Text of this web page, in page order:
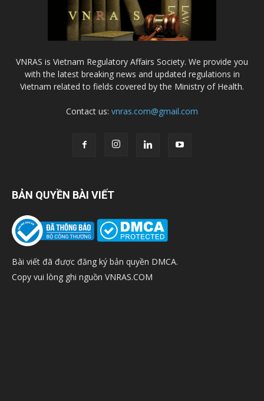
VNRAS is Vietnam Regulatory Affairs Society. We provide you
with the latest breaking news and updated regulations in
Vietnam related to fields covered by the Ministry of Health.
Contact us: vnras.com@gmail.com
BẢN QUYỀN BÀI VIẾT
Bài viết đã được đăng ký bản quyền DMCA.
Copy vui lòng ghi nguồn VNRAS.COM